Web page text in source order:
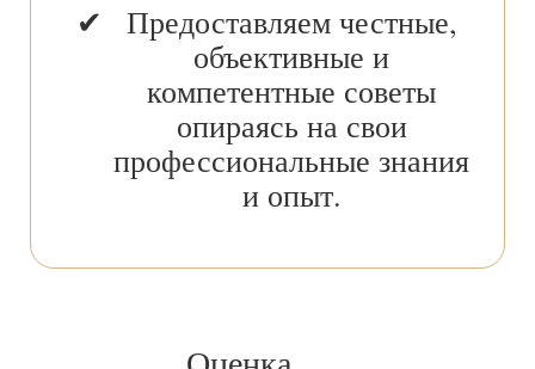
Предоставляем честные,
объективные и
компетентные советы
опираясь на свои
профессиональные знания
и опыт.